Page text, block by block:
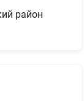
район